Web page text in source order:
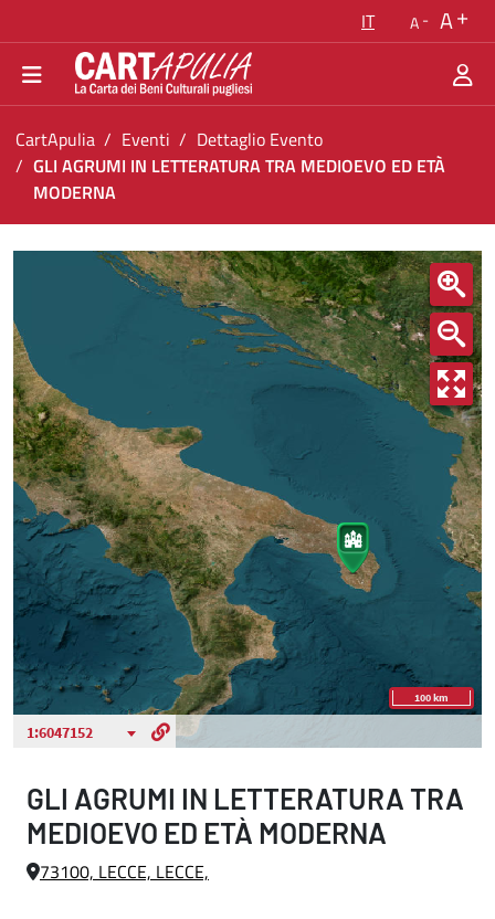
Vai al menu di navigazione
Vai ai contenuti
Vai al footer
IT A A
Ti trovi in:
CartApulia Eventi
Dettaglio Evento
GLI AGRUMI IN LETTERATURA TRA MEDIOEVO ED ETÀ
MODERNA
GLI AGRUMI IN LETTERATURA TRA
GLI AGRUMI IN LETTERATURA TRA
MEDIOEVO ED ETÀ MODERNA
73100, LECCE, LECCE,